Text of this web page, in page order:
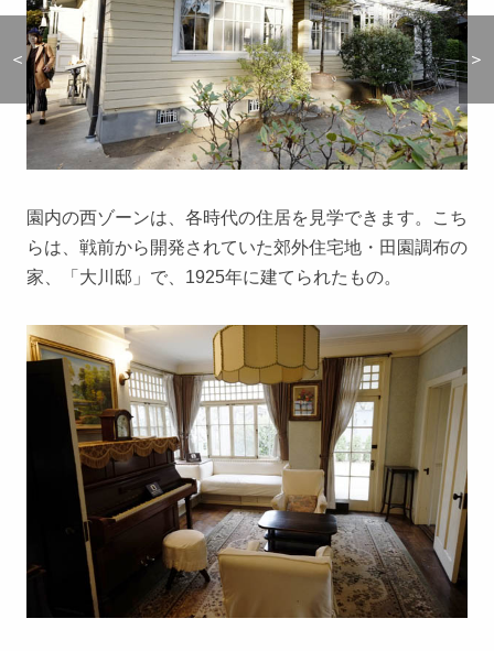
＜ ＞
園内の西ゾーンは、各時代の住居を見学できます。こち
らは、戦前から開発されていた郊外住宅地・田園調布の
家、「大川邸」で、1925年に建てられたもの。
＜ ＞